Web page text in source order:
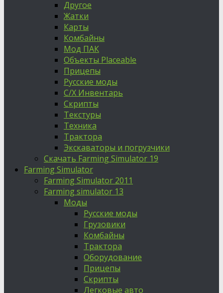
Другое
Жатки
Карты
Комбайны
Мод ПАК
Объекты Placeable
Прицепы
Русские моды
С/Х Инвентарь
Скрипты
Текстуры
Техника
Трактора
Экскаваторы и погрузчики
Скачать Farming Simulator 19
Farming Simulator
Farming Simulator 2011
Farming simulator 13
Моды
Русские моды
Грузовики
Комбайны
Трактора
Оборудование
Прицепы
Скрипты
Легковые авто